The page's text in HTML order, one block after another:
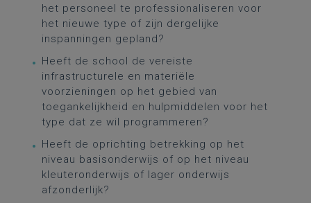
het personeel te professionaliseren voor
het nieuwe type of zijn dergelijke
inspanningen gepland?
Heeft de school de vereiste
infrastructurele en materiële
voorzieningen op het gebied van
toegankelijkheid en hulpmiddelen voor het
type dat ze wil programmeren?
Heeft de oprichting betrekking op het
niveau basisonderwijs of op het niveau
kleuteronderwijs of lager onderwijs
afzonderlijk?